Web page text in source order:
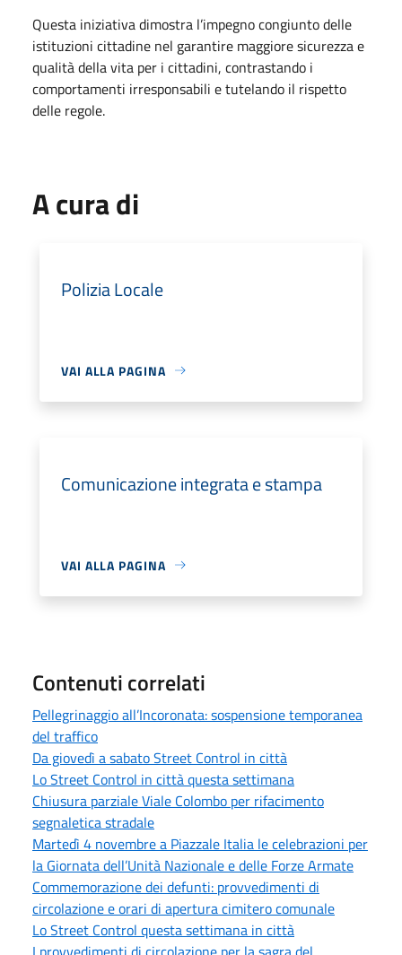
Questa iniziativa dimostra l’impegno congiunto delle
istituzioni cittadine nel garantire maggiore sicurezza e
qualità della vita per i cittadini, contrastando i
comportamenti irresponsabili e tutelando il rispetto
delle regole.
A cura di
Polizia Locale
VAI ALLA PAGINA
Comunicazione integrata e stampa
VAI ALLA PAGINA
Contenuti correlati
Pellegrinaggio all’Incoronata: sospensione temporanea
del traffico
Da giovedì a sabato Street Control in città
Lo Street Control in città questa settimana
Chiusura parziale Viale Colombo per rifacimento
segnaletica stradale
Martedì 4 novembre a Piazzale Italia le celebrazioni per
la Giornata dell’Unità Nazionale e delle Forze Armate
Commemorazione dei defunti: provvedimenti di
circolazione e orari di apertura cimitero comunale
Lo Street Control questa settimana in città